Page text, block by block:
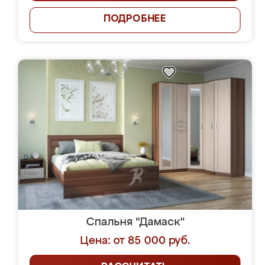
ПОДРОБНЕЕ
Спальня "Дамаск"
Цена: от 85 000 руб.